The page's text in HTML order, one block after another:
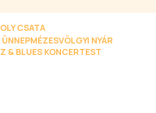
CSATA
MÉZESVÖLGYI NYÁR
& BLUES KONCERTEST